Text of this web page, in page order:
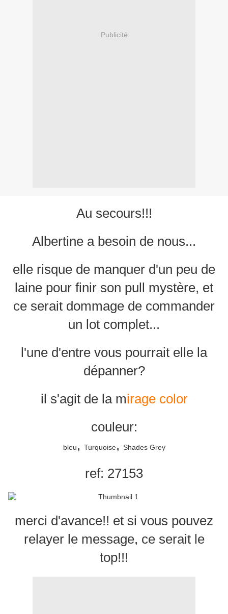
Publicité
Au secours!!!
Albertine a besoin de nous...
elle risque de manquer d'un peu de
laine pour finir son pull mystère, et
ce serait dommage de commander
un lot complet...
l'une d'entre vous pourrait elle la
dépanner?
il s'agit de la mirage color
couleur:
bleu , Turquoise, Shades Grey
ref: 27153
merci d'avance!! et si vous pouvez
relayer le message, ce serait le
top!!!